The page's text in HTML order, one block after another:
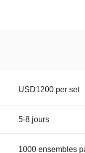
USD1200 per set
5-8 jours
1000 ensembles